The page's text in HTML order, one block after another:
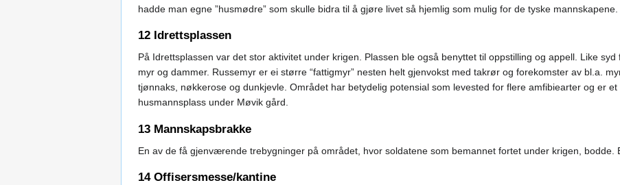
hadde man egne ”husmødre” som skulle bidra til å gjøre livet så hjemlig som mulig for de tyske mannskapene.
12 Idrettsplassen
På Idrettsplassen var det stor aktivitet under krigen. Plassen ble også benyttet til oppstilling og appell. Like
myr og dammer. Russemyr er ei større “fattigmyr” nesten helt gjenvokst med takrør og forekomster av bl.a.
tjønnaks, nøkkerose og dunkjevle. Området har betydelig potensial som levested for flere amfibiearter og er
husmannsplass under Møvik gård.
13 Mannskapsbrakke
En av de få gjenværende trebygninger på området, hvor soldatene som bemannet fortet under krigen, bodde.
14 Offisersmesse/kantine